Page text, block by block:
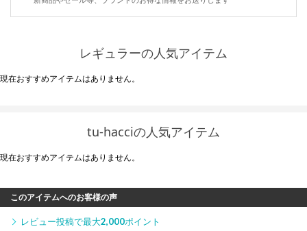
レギュラーの人気アイテム
現在おすすめアイテムはありません。
tu-hacciの人気アイテム
現在おすすめアイテムはありません。
このアイテムへのお客様の声
レビュー投稿で最大2,000ポイント